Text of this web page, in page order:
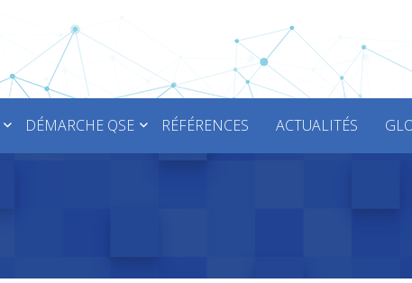
DÉMARCHE QSE RÉFÉRENCES ACTUALITÉS